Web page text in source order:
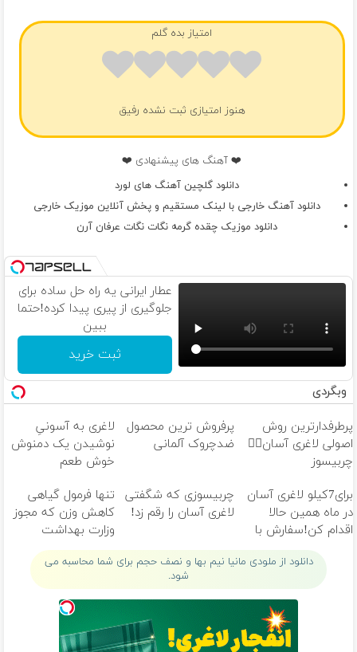
امتیاز بده گلم
هنوز امتیازی ثبت نشده رفیق
❤️ آهنگ های پیشنهادی ❤️
دانلود گلچین آهنگ های لورد
دانلود آهنگ خارجی با لینک مستقیم و پخش آنلاین موزیک خارجی
دانلود موزیک چقده گرمه نگات نگات عرفان آرن
عطار ایرانی یه راه حل ساده برای
جلوگیری از پیری پیدا کرده!حتما
ببین
ثبت خرید
وبگردی
پرطرفدارترین روش
اصولی لاغری آسان👈🏻
چربیسوز
امروز)
پرفروش ترین محصول
ضدچروک آلمانی
لاغری به آسونیِ
نوشیدن یک دمنوش
خوش طعم
برای7کیلو لاغری آسان
در ماه همین حالا
اقدام کن!سفارش با
چربیسوزی که شگفتی
لاغری آسان را رقم زد!
تنها فرمول گیاهی
کاهش وزن که مجوز
وزارت بهداشت
دارد(کلیک جهت
سفارش)
دانلود از ملودی مانیا نیم بها و نصف حجم برای شما محاسبه می
شود.